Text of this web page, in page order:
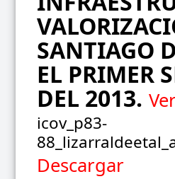
SANTIAGO
EL PRIMER
DEL 2013.
icov_p83-
Descargar